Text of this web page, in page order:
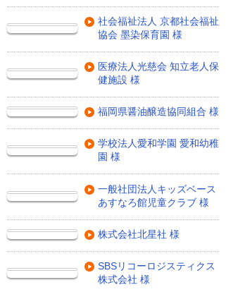
社会福祉法人 京都社会福祉
協会 墨染保育園 様
医療法人光慈会 知立老人保
健施設 様
福岡県醤油醸造協同組合 様
学校法人愛和学園 愛和幼稚
園 様
一般社団法人キッズベース
あすなろ館児童クラブ 様
株式会社北星社 様
SBSリコーロジスティクス
株式会社 様